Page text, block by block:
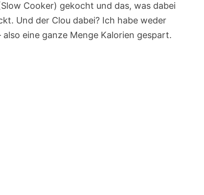
Cooker) gekocht und das, was dabei
Und der Clou dabei? Ich habe weder
eine ganze Menge Kalorien gespart.